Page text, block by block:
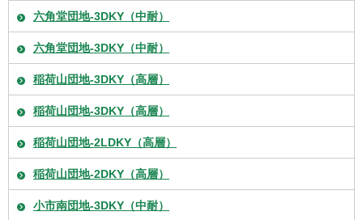
六角堂団地-3DKY（中耐）
六角堂団地-3DKY（中耐）
稲荷山団地-3DKY（高層）
稲荷山団地-3DKY（高層）
稲荷山団地-2LDKY（高層）
稲荷山団地-2DKY（高層）
小市南団地-3DKY（中耐）